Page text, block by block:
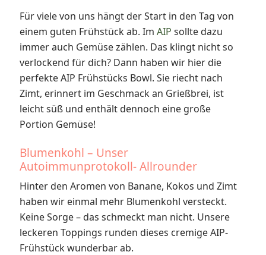
Für viele von uns hängt der Start in den Tag von
einem guten Frühstück ab. Im AIP sollte dazu
immer auch Gemüse zählen. Das klingt nicht so
verlockend für dich? Dann haben wir hier die
perfekte AIP Frühstücks Bowl. Sie riecht nach
Zimt, erinnert im Geschmack an Grießbrei, ist
leicht süß und enthält dennoch eine große
Portion Gemüse!
Blumenkohl – Unser
Autoimmunprotokoll- Allrounder
Hinter den Aromen von Banane, Kokos und Zimt
haben wir einmal mehr Blumenkohl versteckt.
Keine Sorge – das schmeckt man nicht. Unsere
leckeren Toppings runden dieses cremige AIP-
Frühstück wunderbar ab.